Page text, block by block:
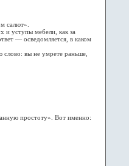
салют».
уступы мебели, как за
— осведомляется, в каком
вы не умрете раньше,
простоту». Вот именно: